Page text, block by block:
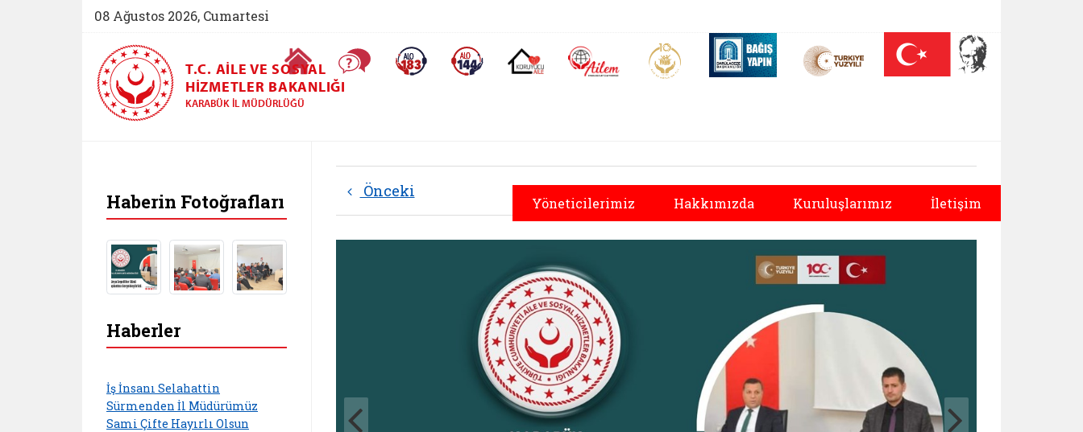
08 Ağustos 2026, Cumartesi
Ana Sayfa Sıkça Sorulan SorularAlo 183 (yeni sekmede açılır)Alo 144 (yeni sekmede açılır)Koruyucu Aile (yeni sekmede açılır)
AİLEM İletişim Merkezi (yeni sekmede açılır)
Aile ve Nüfus On Yılı (yeni sekmede açılır)Darülaceze bağış sayfası (yeni sekmede açılır)
T.C. AILE VE SOSYAL
HIZMETLER BAKANLIĞI
KARABÜK İL MÜDÜRLÜĞÜ
Yöneticilerimiz Hakkımızda Kuruluşlarımız İletişim
Önceki Sonraki
Haberin Fotoğrafları
Haberler
İş İnsanı Selahattin
Sürmenden İl Müdürümüz
Sami Çifte Hayırlı Olsun